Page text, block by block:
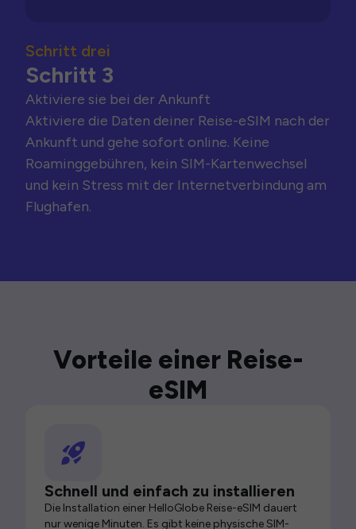
Schritt drei
Schritt 3
Aktiviere sie bei der Ankunft
Aktiviere die Daten deiner Reise-eSIM nach der
Ankunft und gehe sofort online. Keine
Roaminggebühren, kein SIM-Kartenwechsel
und kein Stress mit der Internetverbindung am
Flughafen.
Vorteile einer Reise-
eSIM
Schnell und einfach zu installieren
Die Installation einer HelloGlobe Reise-eSIM dauert
nur wenige Minuten. Es gibt keine physische SIM-